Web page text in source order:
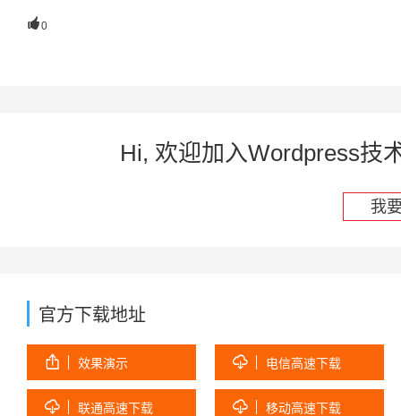
0
Hi, 欢迎加入Wordpress技
我
官方下载地址
 效果演示  电信高速下载
 联通高速下载  移动高速下载